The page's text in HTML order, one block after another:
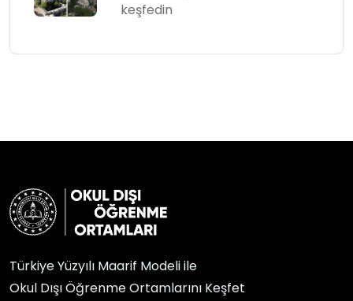
keşfedin
Türkiye Yüzyılı Maarif Modeli ile
Okul Dışı Öğrenme Ortamlarını Keşfet